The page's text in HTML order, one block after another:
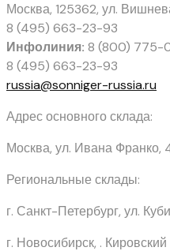
Москва, 125362, ул.
8 (495) 663-23-93
Инфолиния: 8 (800) 775-
8 (495) 663-23-93
russia@sonniger-russia.ru
Адрес основного склада:
Москва, ул. Ивана Франко,
Региональные склады:
г. Санкт-Петербург, ул.
г. Новосибирск, .